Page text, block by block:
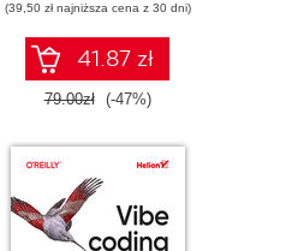
neuronowe
(39,50 zł najniższa cena z 30 dni)
41.87 zł
79.00zł (-47%)